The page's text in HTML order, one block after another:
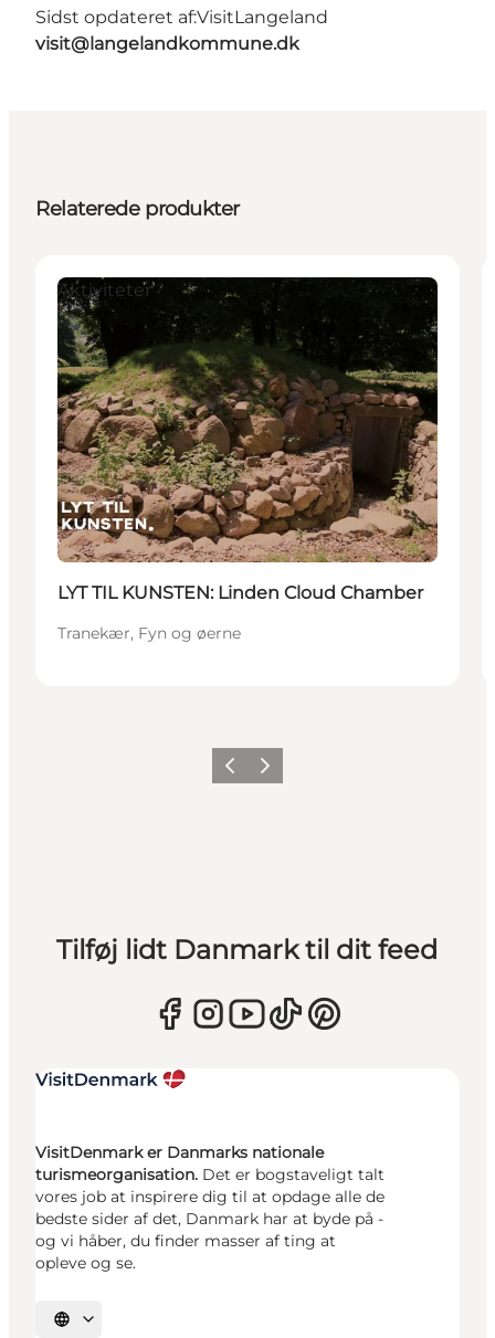
Sidst opdateret af:VisitLangeland
visit@langelandkommune.dk
Relaterede produkter
Aktiviteter
LYT TIL KUNSTEN: Linden Cloud Chamber
Tranekær, Fyn og øerne
ForrigeNæste
Tilføj lidt Danmark til dit feed
VisitDenmark er Danmarks nationale
turismeorganisation. Det er bogstaveligt talt
vores job at inspirere dig til at opdage alle de
bedste sider af det, Danmark har at byde på -
og vi håber, du finder masser af ting at
opleve og se.
Vælg sprog